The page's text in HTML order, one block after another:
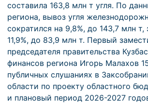
составила 163,8 млн т угля. По
региона, вывоз угля
сократился на 9,8%, до 143,7 млн
11,9%, до 83,9 млн т. Первый
председателя правительства
финансов региона Игорь Малахов
публичных слушаниях в
области по проекту областного
и плановый период 2026-2027